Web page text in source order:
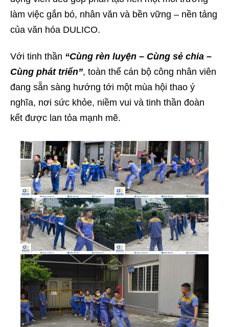
làm việc gắn bó, nhân văn và bền vững – nền tảng
của văn hóa DULICO.
Với tinh thần “Cùng rèn luyện – Cùng sẻ chia –
Cùng phát triển”, toàn thể cán bộ công nhân viên
đang sẵn sàng hướng tới một mùa hội thao ý
nghĩa, nơi sức khỏe, niềm vui và tinh thần đoàn
kết được lan tỏa mạnh mẽ.